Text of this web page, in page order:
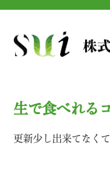
Skip
content
生で食べれる
更新少し出来てなく